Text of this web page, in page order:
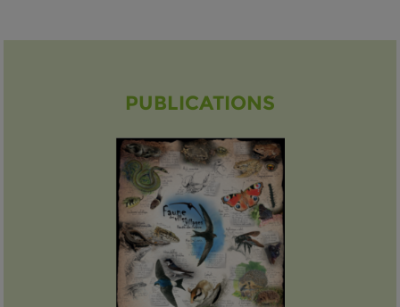
PUBLICATIONS